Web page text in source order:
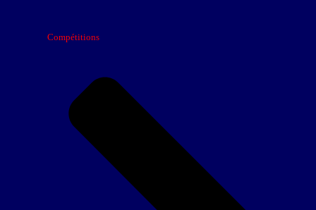
Compétitions